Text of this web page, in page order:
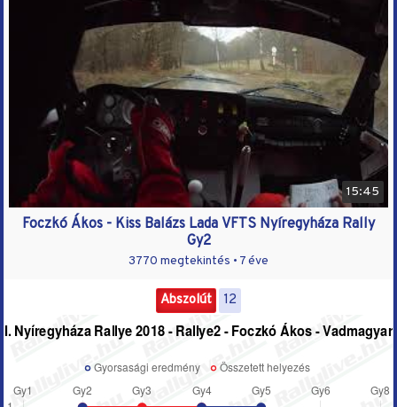
15:45
Foczkó Ákos - Kiss Balázs Lada VFTS Nyíregyháza Rally
Gy2
3770 megtekintés • 7 éve
Abszolút 12